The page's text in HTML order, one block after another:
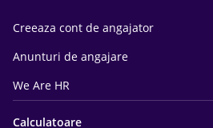
Creeaza cont de angajator
Anunturi de angajare
We Are HR
Calculatoare